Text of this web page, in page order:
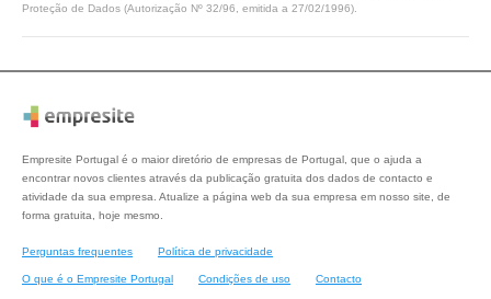
Proteção de Dados (Autorização Nº 32/96, emitida a 27/02/1996).
Empresite Portugal é o maior diretório de empresas de Portugal, que o ajuda a
encontrar novos clientes através da publicação gratuita dos dados de contacto e
atividade da sua empresa. Atualize a página web da sua empresa em nosso site, de
forma gratuita, hoje mesmo.
Perguntas frequentes Política de privacidade
O que é o Empresite Portugal Condições de uso Contacto